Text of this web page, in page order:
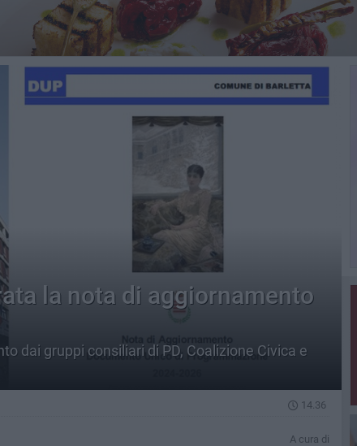
la nota di aggiornamento
dai gruppi consiliari di PD, Coalizione Civica e
14.36
A cura di